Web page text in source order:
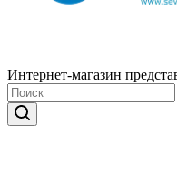
Интернет-магазин